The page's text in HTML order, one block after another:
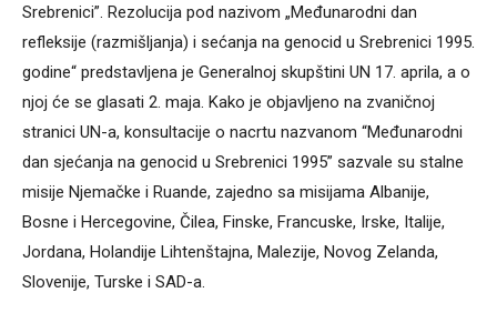
Srebrenici”. Rezolucija pod nazivom „Međunarodni dan
refleksije (razmišljanja) i sećanja na genocid u Srebrenici 1995.
godine“ predstavljena je Generalnoj skupštini UN 17. aprila, a o
njoj će se glasati 2. maja. Kako je objavljeno na zvaničnoj
stranici UN-a, konsultacije o nacrtu nazvanom “Međunarodni
dan sjećanja na genocid u Srebrenici 1995” sazvale su stalne
misije Njemačke i Ruande, zajedno sa misijama Albanije,
Bosne i Hercegovine, Čilea, Finske, Francuske, Irske, Italije,
Jordana, Holandije Lihtenštajna, Malezije, Novog Zelanda,
Slovenije, Turske i SAD-a.